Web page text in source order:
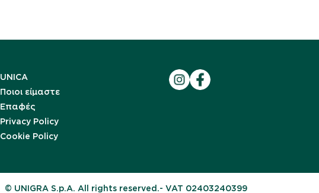
UNICA
Ποιοι είμαστε
Επαφές
Privacy Policy
Cookie Policy
© UNIGRA S.p.A. All rights reserved.- VAT 02403240399